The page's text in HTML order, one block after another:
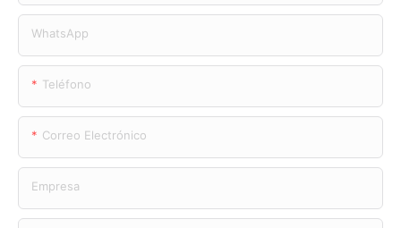
WhatsApp
Teléfono
Correo Electrónico
Empresa